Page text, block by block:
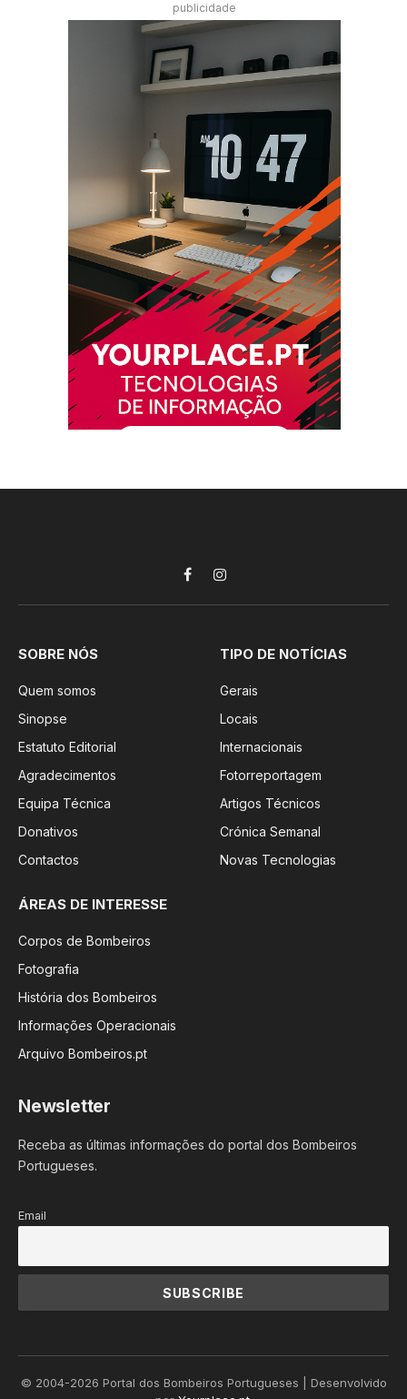
publicidade
FacebookInstagram
SOBRE NÓS
Quem somos
Sinopse
Estatuto Editorial
Agradecimentos
Equipa Técnica
Donativos
Contactos
TIPO DE NOTÍCIAS
Gerais
Locais
Internacionais
Fotorreportagem
Artigos Técnicos
Crónica Semanal
Novas Tecnologias
ÁREAS DE INTERESSE
Corpos de Bombeiros
Fotografia
História dos Bombeiros
Informações Operacionais
Arquivo Bombeiros.pt
Newsletter
Receba as últimas informações do portal dos Bombeiros
Portugueses.
Email
© 2004-2026 Portal dos Bombeiros Portugueses | Desenvolvido